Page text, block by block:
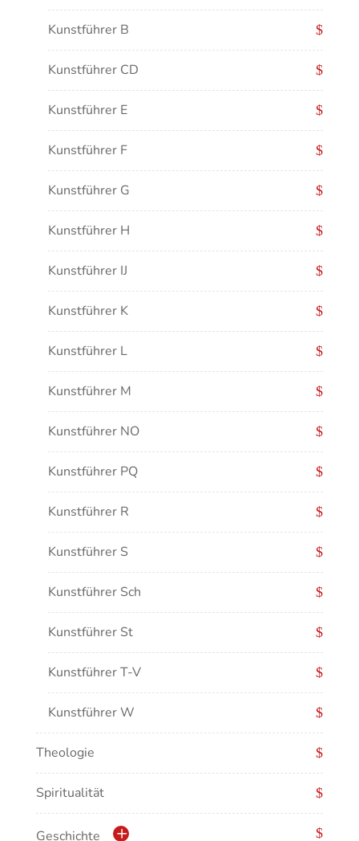
Kunstführer B
Kunstführer CD
Kunstführer E
Kunstführer F
Kunstführer G
Kunstführer H
Kunstführer IJ
Kunstführer K
Kunstführer L
Kunstführer M
Kunstführer NO
Kunstführer PQ
Kunstführer R
Kunstführer S
Kunstführer Sch
Kunstführer St
Kunstführer T-V
Kunstführer W
Kunstführer XYZ
Theologie
Spiritualität
Geschichte